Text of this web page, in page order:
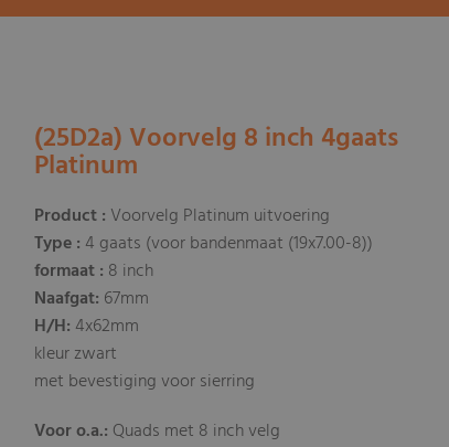
(25D2a) Voorvelg 8 inch 4gaats
Platinum
Product : Voorvelg Platinum uitvoering
Type : 4 gaats (voor bandenmaat (19x7.00-8))
formaat : 8 inch
Naafgat: 67mm
H/H: 4x62mm
kleur zwart
met bevestiging voor sierring
Voor o.a.: Quads met 8 inch velg